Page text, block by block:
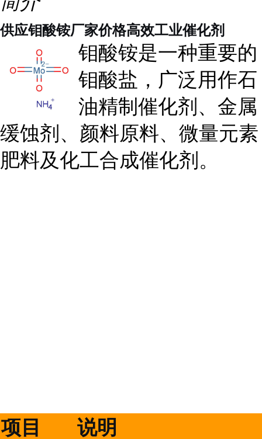
供应钼酸铵厂家价格高效工业催化剂
钼酸铵是一种重要的
钼酸盐，广泛用作石
油精制催化剂、金属
缓蚀剂、颜料原料、微量元素
肥料及化工合成催化剂。
项目 说明